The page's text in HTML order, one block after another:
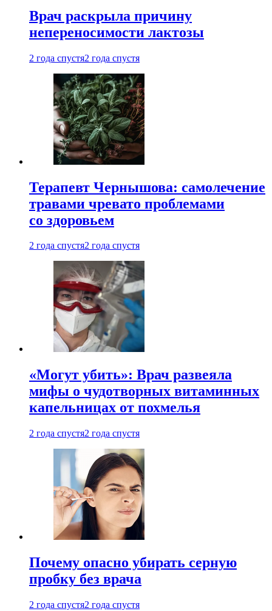
Врач раскрыла причину
непереносимости лактозы
2 года спустя2 года спустя
Терапевт Чернышова: самолечение
травами чревато проблемами
со здоровьем
2 года спустя2 года спустя
«Могут убить»: Врач развеяла
мифы о чудотворных витаминных
капельницах от похмелья
2 года спустя2 года спустя
Почему опасно убирать серную
пробку без врача
2 года спустя2 года спустя